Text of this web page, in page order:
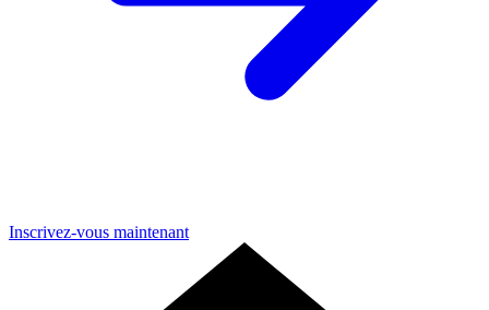
Inscrivez-vous maintenant